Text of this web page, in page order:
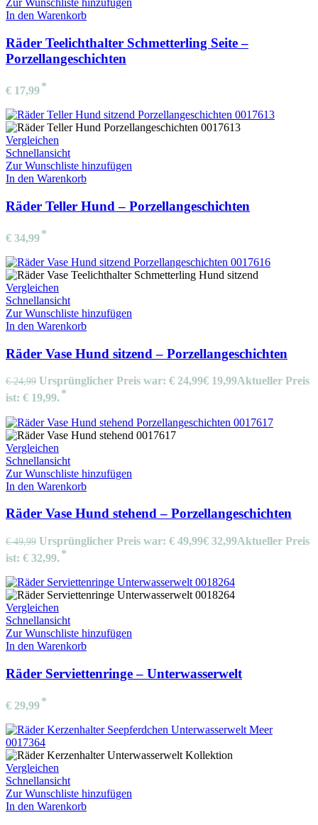
Zur Wunschliste hinzufügen
In den Warenkorb
Räder Teelichthalter Schmetterling Seite –
Porzellangeschichten
€ 17,99
Vergleichen
Schnellansicht
Zur Wunschliste hinzufügen
In den Warenkorb
Räder Teller Hund – Porzellangeschichten
€ 34,99
Vergleichen
Schnellansicht
Zur Wunschliste hinzufügen
In den Warenkorb
Räder Vase Hund sitzend – Porzellangeschichten
€24,99 Ursprünglicher Preis war: € 24,99€ 19,99Aktueller Preis
ist: € 19,99.
Vergleichen
Schnellansicht
Zur Wunschliste hinzufügen
In den Warenkorb
Räder Vase Hund stehend – Porzellangeschichten
€49,99 Ursprünglicher Preis war: € 49,99€ 32,99Aktueller Preis
ist: € 32,99.
Vergleichen
Schnellansicht
Zur Wunschliste hinzufügen
In den Warenkorb
Räder Serviettenringe – Unterwasserwelt
€ 29,99
Vergleichen
Schnellansicht
Zur Wunschliste hinzufügen
In den Warenkorb